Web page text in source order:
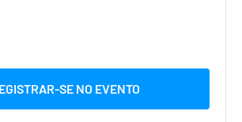
SE NO EVENTO